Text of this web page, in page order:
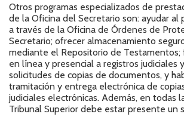
Otros programas especializados de
de la Oficina del Secretario son: ayudar al
a través de la Oficina de Órdenes de
Secretario; ofrecer almacenamiento
mediante el Repositorio de Testamentos;
en línea y presencial a registros judiciales
solicitudes de copias de documentos, y
tramitación y entrega electrónica de
judiciales electrónicas. Además, en todas
Tribunal Superior debe estar presente un